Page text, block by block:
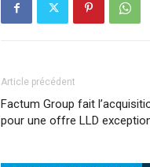
Article précédent
Factum Group fait
pour une offre LLD